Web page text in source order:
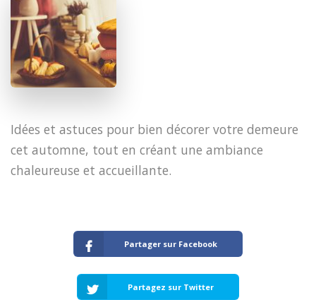
​Idées et astuces pour bien décorer votre demeure
cet automne, tout en créant une ambiance
chaleureuse et accueillante.
Partager sur Facebook
Partagez sur Twitter